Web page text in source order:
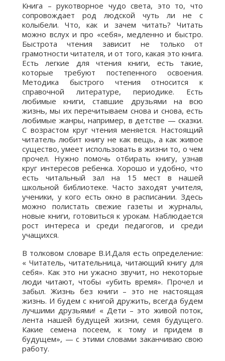
Книга – рукотворное чудо света, это то, что
сопровождает род людской чуть ли не с
колыбели. Что, как и зачем читать? Читать
можно вслух и про «себя», медленно и быстро.
Быстрота чтения зависит не только от
грамотности читателя, и от того, какая это книга.
Есть легкие для чтения книги, есть такие,
которые требуют постепенного освоения.
Методика быстрого чтения относится к
справочной литературе, периодике. Есть
любимые книги, ставшие друзьями на всю
жизнь, мы их перечитываем снова и снова, есть
любимые жанры, например, в детстве — сказки.
С возрастом круг чтения меняется. Настоящий
читатель любит книгу не как вещь, а как живое
существо, умеет использовать в жизни то, о чем
прочел. Нужно помочь отбирать книгу, узнав
круг интересов ребенка. Хорошо и удобно, что
есть читальный зал на 15 мест в нашей
школьной библиотеке. Часто заходят учителя,
ученики, у кого есть окно в расписании. Здесь
можно полистать свежие газеты и журналы,
новые книги, готовиться к урокам. Наблюдается
рост интереса и среди педагогов, и среди
учащихся.
В толковом словаре В.И.Даля есть определение:
« Читатель, читательница, читающий книгу для
себя». Как это ни ужасно звучит, но некоторые
люди читают, чтобы «убить время». Прочел и
забыл. Жизнь без книги – это не настоящая
жизнь. И будем с книгой дружить, всегда будем
лучшими друзьями! « Дети – это живой поток,
лента нашей будущей жизни, семя будущего.
Какие семена посеем, к тому и придем в
будущем», — с этими словами заканчиваю свою
работу.